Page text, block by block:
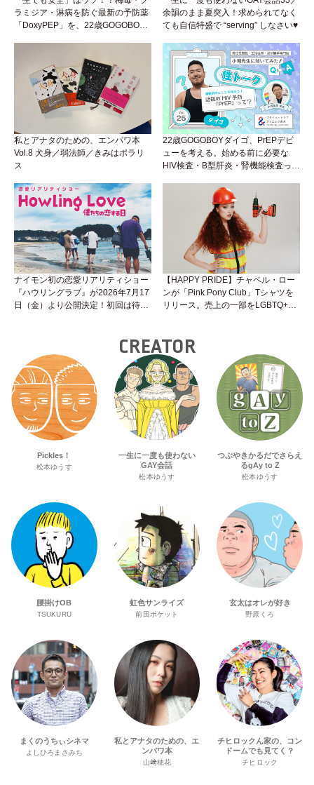
ラミジア・淋病を防ぐ最新の予防薬
「DoxyPEP」を、22歳GOGOBOY
（Vol.26）
余韻のまま夏突入！求められてなく
ても自信特盛で “serving” しなさい♥
私とアナタのための、エンパワ本
Vol.8 犬身／弱法師／きみはポラリ
ス
22歳GOGOBOYダイゴ、PrEPデビ
ューを考える。始める前に必要な
HIV検査・B型肝炎・腎機能検査っ
性トーク～聞きにくいことは小堀先
生に聞けばイイ！（Vol.25）
ナイモン初の恋愛リアリティショー
『ハウリングラブ』が2026年7月17
日（金）より公開決定！初回は待望
【HAPPY PRIDE】チャペル・ロー
ンが「Pink Pony Club」Tシャツを
リリース。売上の一部をLGBTQ+＆
CREATOR
Pickles！
松本ゆうす
一生に一度も使わない
GAY会話
松本ゆうす
つぶやきかるだでさらえ
るgAy to Z
松本ゆうす
腰掛けOB
TSUKURU
虹色サンライズ
前田ポケット
玄太はオレが好き
野原くろ
まくのうちぃシネマ
よしひろまさみち
私とアナタのための、エ
ンパワ本
山﨑穂花
チヒロックん家の、コン
ドームでも見てく？
チヒロック